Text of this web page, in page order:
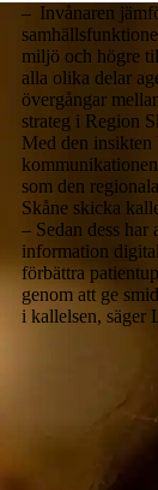
– Invånaren
miljö och högre
alla olika delar
övergångar
strateg i Region
Med den insikten
som den
Skåne skicka
– Sedan dess
information
förbättra
genom att ge
i kallelsen, säger